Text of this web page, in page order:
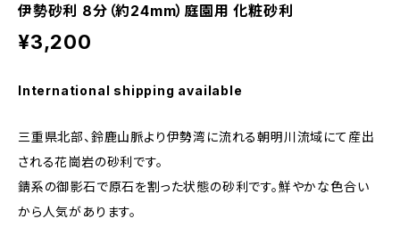
伊勢砂利 8分（約24mm）庭園用 化粧砂利
¥3,200
International shipping available
三重県北部、鈴鹿山脈より伊勢湾に流れる朝明川流域にて産出
される花崗岩の砂利です。
錆系の御影石で原石を割った状態の砂利です。鮮やかな色合い
から人気があります。